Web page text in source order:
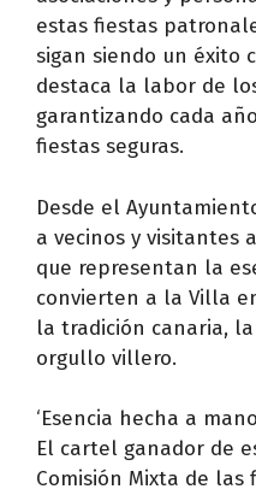
estas fiestas
sigan siendo un éxito
destaca la labor de
garantizando cada
fiestas seguras.
Desde el
a vecinos y visitantes
que representan la
convierten a la Villa
la tradición canaria,
orgullo villero.
‘Esencia hecha a
El cartel ganador de
Comisión Mixta de